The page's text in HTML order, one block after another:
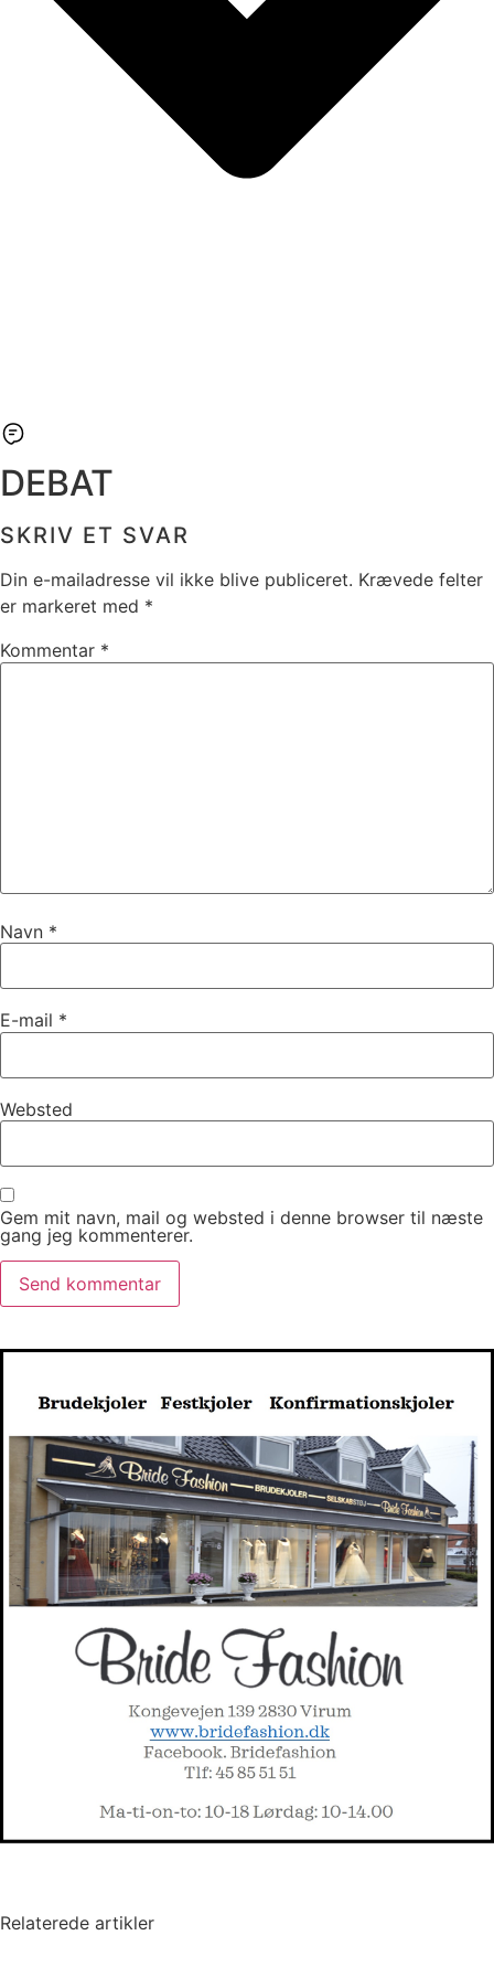
DEBAT
SKRIV ET SVAR
Din e-mailadresse vil ikke blive publiceret. Krævede felter
er markeret med *
Kommentar *
Navn *
E-mail *
Websted
Gem mit navn, mail og websted i denne browser til næste
gang jeg kommenterer.
Relaterede artikler